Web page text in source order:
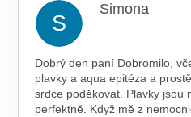
S
Simona
Dobrý den paní Dobromilo,
plavky a aqua epitéza a
srdce poděkovat. Plavky jsou
perfektně. Když mě z